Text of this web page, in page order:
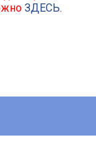
ЗДЕСЬ.